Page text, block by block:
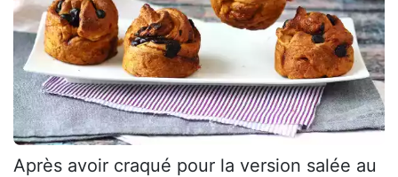
Après avoir craqué pour la version salée au